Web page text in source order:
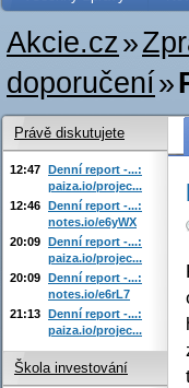
Akcie.cz»
doporučení»
Právě diskutujete
12:47 Denní report -...:
paiza.io/projec...
12:46 Denní report -...:
notes.io/e6yWX
20:09 Denní report -...:
paiza.io/projec...
20:09 Denní report -...:
notes.io/e6rL7
21:13 Denní report -...:
paiza.io/projec...
Škola investování